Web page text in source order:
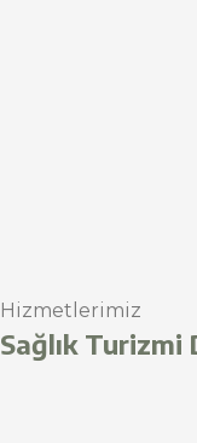
Hizmetlerimiz
Sağlık Turizmi